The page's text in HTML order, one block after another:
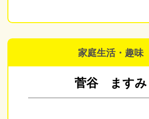
家庭生活・趣味
菅谷 ますみ